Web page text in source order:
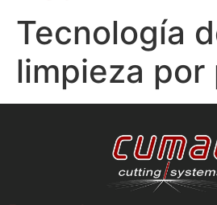
Tecnología
limpieza por